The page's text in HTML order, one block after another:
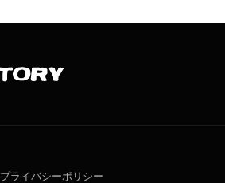
プライバシーポリシー